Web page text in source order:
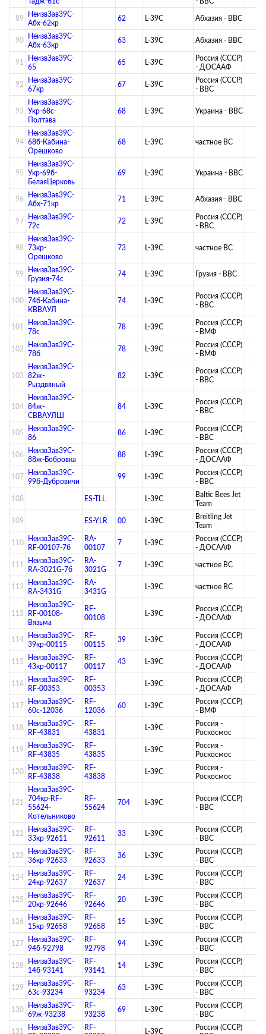
89
НеизвЗав39C-
Абх-62кр
62 L-39C Абхазия - ВВС
90 НеизвЗав39C-
Абх-63кр
63 L-39C Абхазия - ВВС
91
НеизвЗав39C-
65
65 L-39C
Россия (СССР)
- ДОСААФ
92
НеизвЗав39C-
67кр
67 L-39C
Россия (СССР)
- ВВС
93
НеизвЗав39C-
Укр-68с-
Полтава
68 L-39C Украина - ВВС
94
НеизвЗав39C-
68б-Кабина-
Орешково
68 L-39C ­частное ВС­
95
НеизвЗав39C-
Укр-69б-
БелаяЦерковь
69 L-39C Украина - ВВС
96 НеизвЗав39C-
Абх-71кр
71 L-39C Абхазия - ВВС
97 НеизвЗав39C-
72с
72 L-39C
Россия (СССР)
- ВВС
98
НеизвЗав39C-
73кр-
Орешково
73 L-39C ­частное ВС­
99
НеизвЗав39C-
Грузия-74с
74 L-39C Грузия - ВВС
100
НеизвЗав39C-
74б-Кабина-
КВВАУЛ
74 L-39C
Россия (СССР)
- ВВС
101
НеизвЗав39C-
78с
78 L-39C
Россия (СССР)
- ВМФ
102
НеизвЗав39C-
78б
78 L-39C
Россия (СССР)
- ВМФ
103
НеизвЗав39C-
82ж-
Рыздвяный
82 L-39C
Россия (СССР)
- ВВС
104
НеизвЗав39C-
84ж-
СВВАУЛШ
84 L-39C
Россия (СССР)
- ВВС
105
НеизвЗав39C-
86
86 L-39C
Россия (СССР)
- ВВС
106 НеизвЗав39C-
88ж-Бобровка
88 L-39C
Россия (СССР)
- ДОСААФ
107 НеизвЗав39C-
99б-Дубровичи
99 L-39C
Россия (СССР)
- ВВС
108
ES-TLL L-39C
Baltic Bees Jet
Team
109
ES-YLR 00 L-39C
Breitling Jet
Team
110 НеизвЗав39C-
RF-00107-7б
RA-
00107
7 L-39C
Россия (СССР)
- ДОСААФ
111
НеизвЗав39C-
RA-3021G-7б
RA-
3021G
7 L-39C ­частное ВС­
112
НеизвЗав39C-
RA-3431G
RA-
3431G
L-39C ­частное ВС­
113
НеизвЗав39C-
RF-00108-
Вязьма
RF-
00108
L-39C
Россия (СССР)
- ДОСААФ
114 НеизвЗав39C-
39кр-00115
RF-
00115
39 L-39C
Россия (СССР)
- ДОСААФ
115
НеизвЗав39C-
43кр-00117
RF-
00117
43 L-39C
Россия (СССР)
- ДОСААФ
116 НеизвЗав39C-
RF-00353
RF-
00353
L-39C
Россия (СССР)
- ДОСААФ
117 НеизвЗав39C-
60с-12036
RF-
12036
60 L-39C
Россия (СССР)
- ВМФ
118
НеизвЗав39C-
RF-43831
RF-
43831
L-39C
Россия -
Роскосмос
119
НеизвЗав39C-
RF-43835
RF-
43835
L-39C
Россия -
Роскосмос
120 НеизвЗав39C-
RF-43838
RF-
43838
L-39C
Россия -
Роскосмос
121
НеизвЗав39C-
704кр-RF-
55624-
Котельниково
RF-
55624
704 L-39C
Россия (СССР)
- ВВС
122
НеизвЗав39C-
33кр-92611
RF-
92611
33 L-39C
Россия (СССР)
- ВВС
123
НеизвЗав39C-
36кр-92633
RF-
92633
36 L-39C
Россия (СССР)
- ВВС
124 НеизвЗав39C-
24кр-92637
RF-
92637
24 L-39C
Россия (СССР)
- ВВС
125
НеизвЗав39C-
20кр-92646
RF-
92646
20 L-39C
Россия (СССР)
- ВВС
126 НеизвЗав39C-
15кр-92658
RF-
92658
15 L-39C
Россия (СССР)
- ВВС
127 НеизвЗав39C-
94б-92798
RF-
92798
94 L-39C
Россия (СССР)
- ВВС
128
НеизвЗав39C-
14б-93141
RF-
93141
14 L-39C
Россия (СССР)
- ВВС
129
НеизвЗав39C-
63с-93234
RF-
93234
63 L-39C
Россия (СССР)
- ВВС
130 НеизвЗав39C-
69ж-93238
RF-
93238
69 L-39C
Россия (СССР)
- ВВС
131
НеизвЗав39C-
RF-
L-39C
Россия (СССР)